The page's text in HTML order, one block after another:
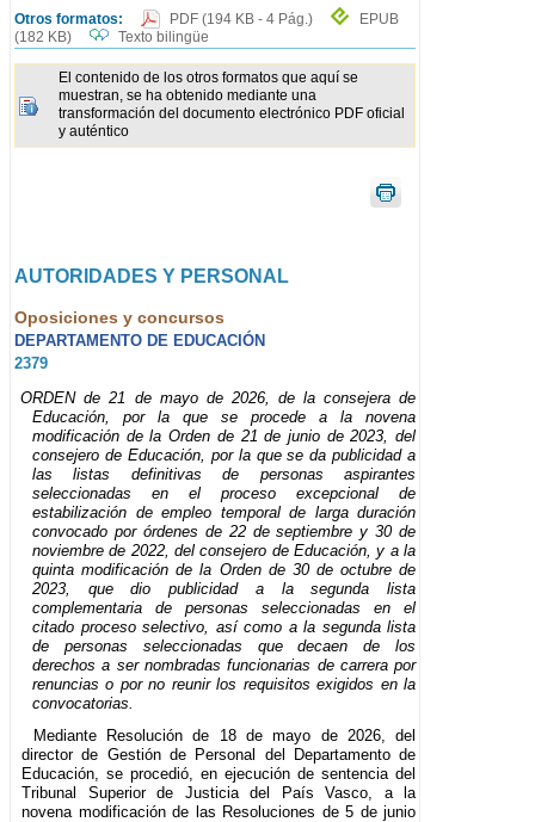
Otros formatos: PDF (194 KB - 4 Pág.)
EPUB
(182 KB)
Texto bilingüe
El contenido de los otros formatos que aquí se
muestran, se ha obtenido mediante una
transformación del documento electrónico PDF oficial
y auténtico
AUTORIDADES Y PERSONAL
Oposiciones y concursos
DEPARTAMENTO DE EDUCACIÓN
2379
ORDEN de 21 de mayo de 2026, de la consejera de
Educación, por la que se procede a la novena
modificación de la Orden de 21 de junio de 2023, del
consejero de Educación, por la que se da publicidad a
las listas definitivas de personas aspirantes
seleccionadas en el proceso excepcional de
estabilización de empleo temporal de larga duración
convocado por órdenes de 22 de septiembre y 30 de
noviembre de 2022, del consejero de Educación, y a la
quinta modificación de la Orden de 30 de octubre de
2023, que dio publicidad a la segunda lista
complementaria de personas seleccionadas en el
citado proceso selectivo, así como a la segunda lista
de personas seleccionadas que decaen de los
derechos a ser nombradas funcionarias de carrera por
renuncias o por no reunir los requisitos exigidos en la
convocatorias.
Mediante Resolución de 18 de mayo de 2026, del
director de Gestión de Personal del Departamento de
Educación, se procedió, en ejecución de sentencia del
Tribunal Superior de Justicia del País Vasco, a la
novena modificación de las Resoluciones de 5 de junio